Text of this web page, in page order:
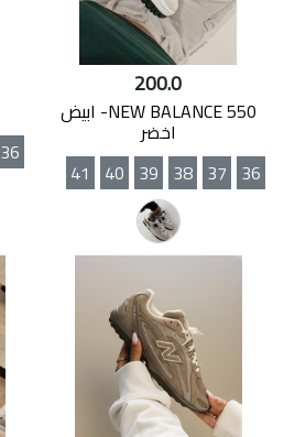
200.0
NEW BALANCE 550- ابيض
اخضر
36
37
38
39
40
41
36